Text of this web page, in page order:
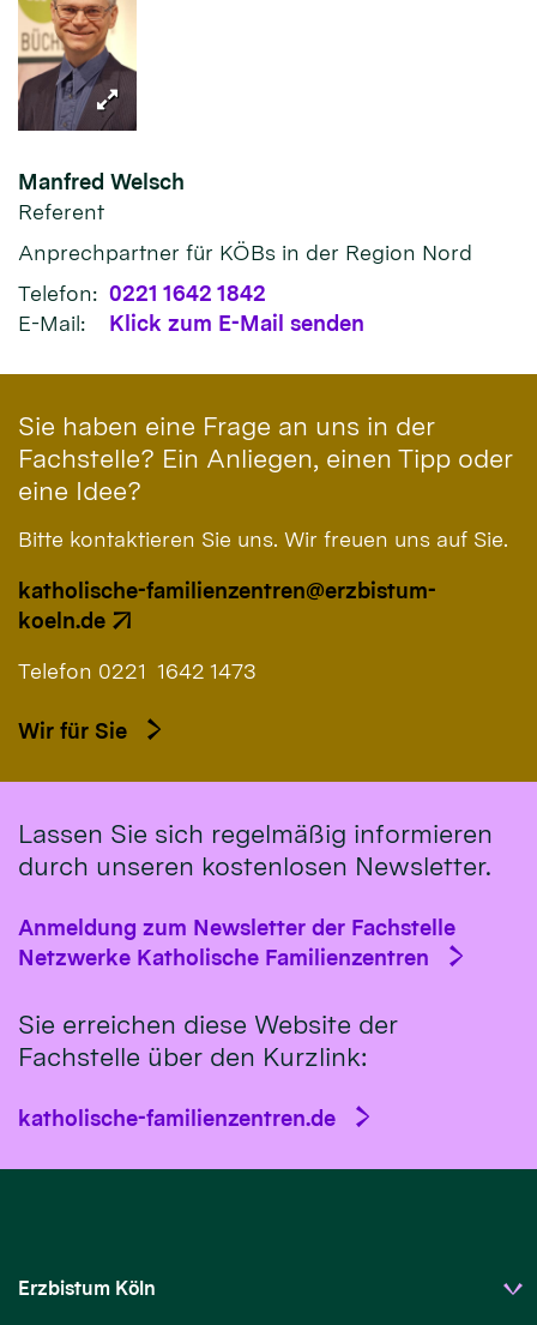
Manfred Welsch
Referent
Anprechpartner für KÖBs in der Region Nord
Telefon: 0221 1642 1842
E-Mail:
Klick zum E-Mail senden
Sie haben eine Frage an uns in der
Fachstelle? Ein Anliegen, einen Tipp oder
eine Idee?
Bitte kontaktieren Sie uns. Wir freuen uns auf Sie.
katholische-familienzentren@erzbistum-
koeln.de
Telefon 0221 1642 1473
Wir für Sie
Lassen Sie sich regelmäßig informieren
durch unseren kostenlosen Newsletter.
Anmeldung zum Newsletter der Fachstelle
Netzwerke Katholische Familienzentren
Sie erreichen diese Website der
Fachstelle über den Kurzlink:
katholische-familienzentren.de
Erzbistum Köln